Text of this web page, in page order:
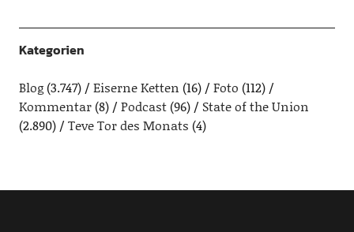
Kategorien
Blog(3.747) Eiserne Ketten (16) Foto (112)
Kommentar(8) Podcast(96)
State of the Union
(2.890)
Teve Tor des Monats (4)